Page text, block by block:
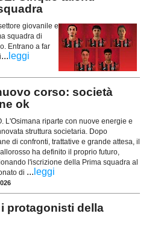
giovanile e
squadra di
Entrano a far
... leggi
corso: società
ok
L'Osimana riparte con nuove energie e
struttura societaria. Dopo
di confronti, trattative e grande attesa, il
ha definito il proprio futuro,
l'iscrizione della Prima squadra al
di ... leggi
protagonisti della